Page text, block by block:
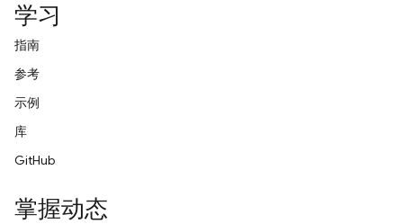
学习
指南
参考
示例
库
GitHub
掌握动态